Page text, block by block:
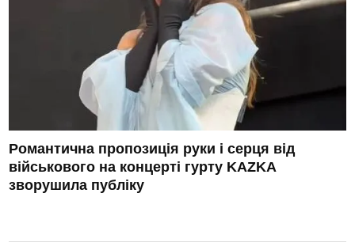
Романтична пропозиція руки і серця від
військового на концерті гурту KAZKA
зворушила публіку